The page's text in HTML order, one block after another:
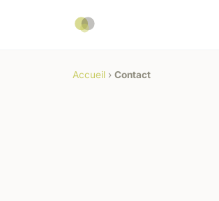
Accueil › Contact